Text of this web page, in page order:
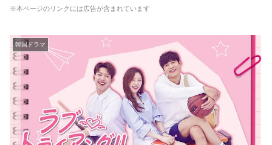
※本ページのリンクには広告が含まれています
韓国ドラマ